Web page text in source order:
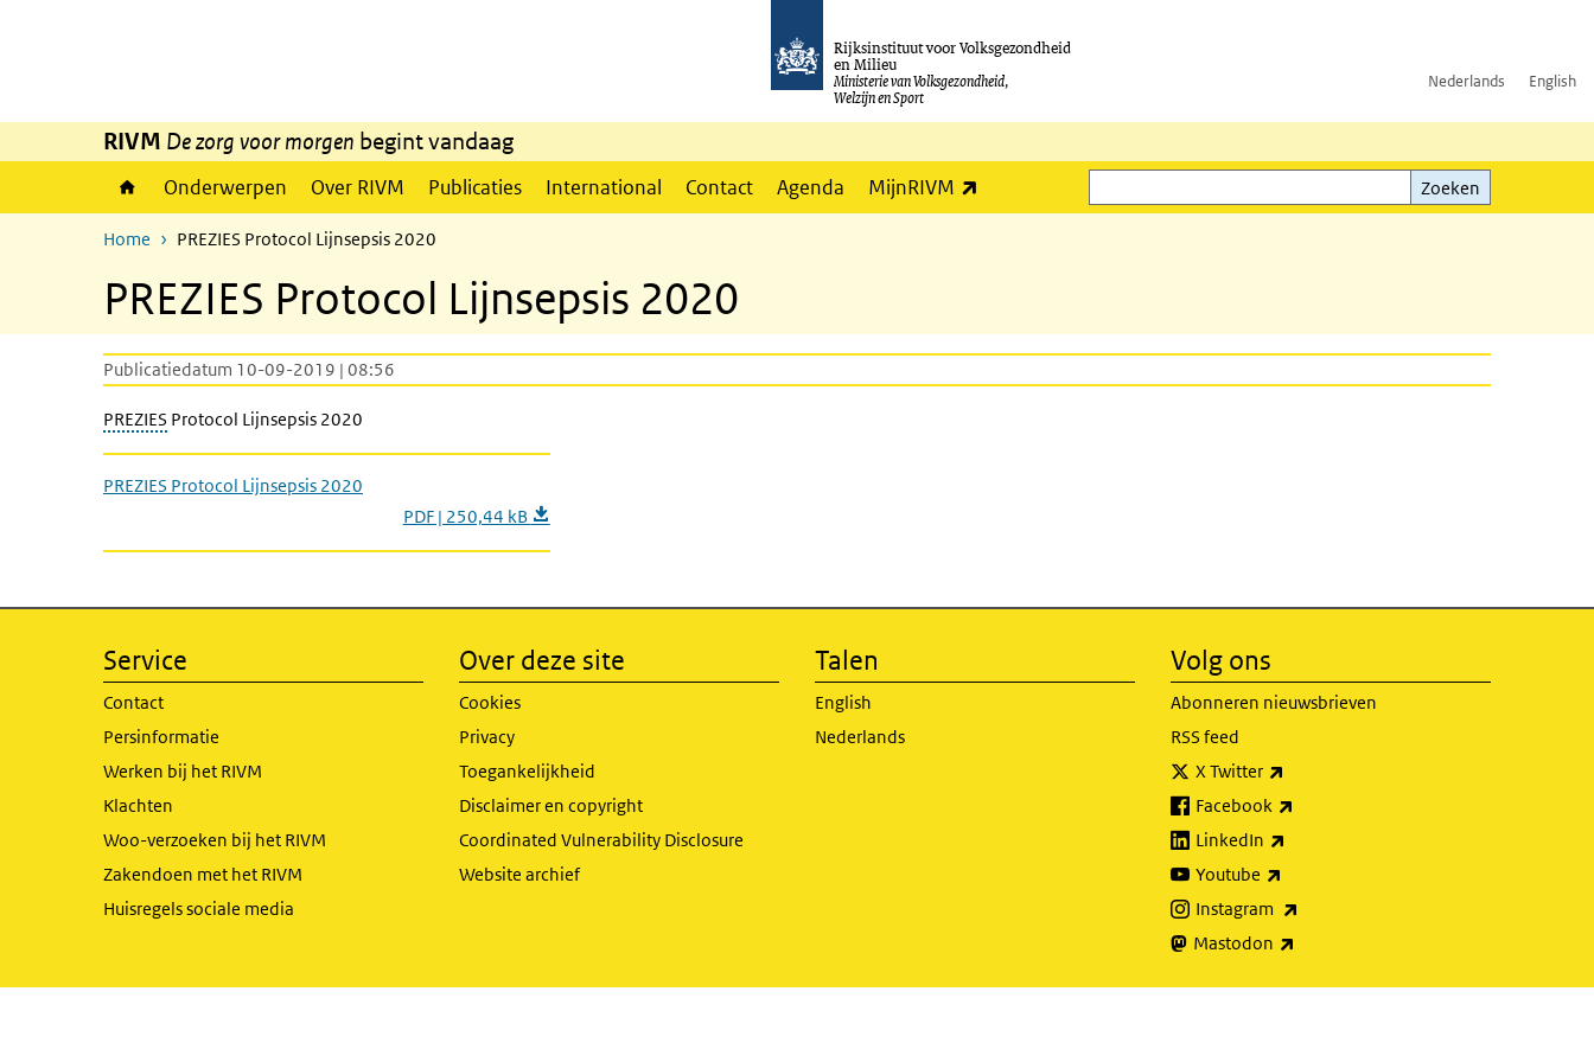
Rijksinstituut voor Volksgezondheid
en Milieu
Ministerie van Volksgezondheid,
Welzijn en Sport
Nederlands English
RIVM De zorg voor morgen begint vandaag
Onderwerpen Over RIVM Publicaties International Contact Agenda MijnRIVM
Zoeken
Zoeken
Home PREZIES Protocol Lijnsepsis 2020
PREZIES Protocol Lijnsepsis 2020
Publicatiedatum 10-09-2019 | 08:56
PREZIES Protocol Lijnsepsis 2020
PREZIES Protocol Lijnsepsis 2020
PDF | 250,44 kB
Service
Contact
Persinformatie
Werken bij het RIVM
Klachten
Woo-verzoeken bij het RIVM
Zakendoen met het RIVM
Huisregels sociale media
Over deze site
Cookies
Privacy
Toegankelijkheid
Disclaimer en copyright
Coordinated Vulnerability Disclosure
Website archief
Talen
English
Nederlands
Volg ons
Abonneren nieuwsbrieven
RSS feed
X Twitter
Facebook
LinkedIn
Youtube
Instagram
Mastodon